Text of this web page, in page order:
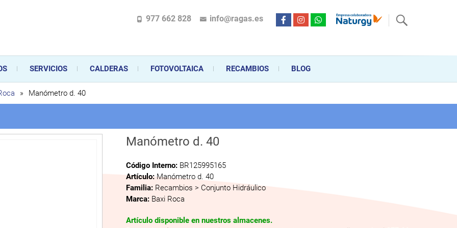
en la instalación, comercialización y mantenimiento de gas y electricidad desde hace más de 20 años . Acompañamos al cliente
aparatos de gas, climatización o electrodomésticos, desde el asesoramiento personalizado en la venta, montaje y reparación, hasta la
977 662 828 info@ragas.es
SERVICIOS CALDERAS FOTOVOLTAICA RECAMBIOS BLOG
» Manómetro d. 40
Manómetro d. 40
Código Interno: BR125995165
Artículo: Manómetro d. 40
Familia: Recambios > Conjunto Hidráulico
Marca: Baxi Roca
Artículo disponible en nuestros almacenes.